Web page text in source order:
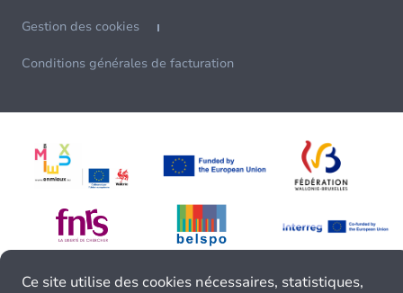
Gestion des cookies
Conditions générales de facturation
Ce site utilise des cookies nécessaires, statistiques,